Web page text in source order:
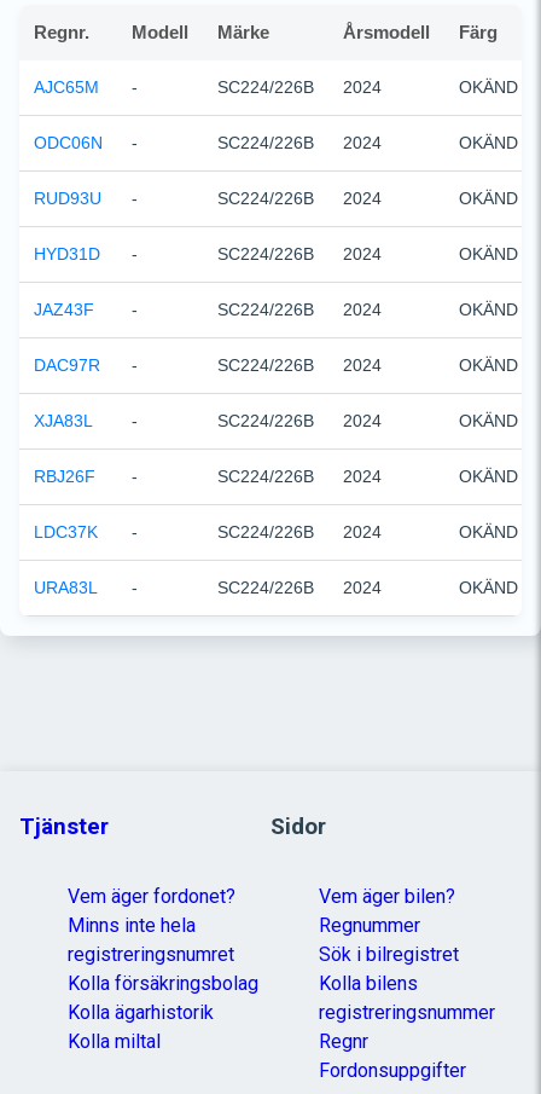
Regnr. Modell Märke Årsmodell Färg
AJC65M - SC224/226B 2024 OKÄND
ODC06N - SC224/226B 2024 OKÄND
RUD93U - SC224/226B 2024 OKÄND
HYD31D - SC224/226B 2024 OKÄND
JAZ43F - SC224/226B 2024 OKÄND
DAC97R - SC224/226B 2024 OKÄND
XJA83L - SC224/226B 2024 OKÄND
RBJ26F - SC224/226B 2024 OKÄND
LDC37K - SC224/226B 2024 OKÄND
URA83L - SC224/226B 2024 OKÄND
Tjänster
Vem äger fordonet?
Minns inte hela
registreringsnumret
Kolla försäkringsbolag
Kolla ägarhistorik
Kolla miltal
Sidor
Vem äger bilen?
Regnummer
Sök i bilregistret
Kolla bilens
registreringsnummer
Regnr
Fordonsuppgifter